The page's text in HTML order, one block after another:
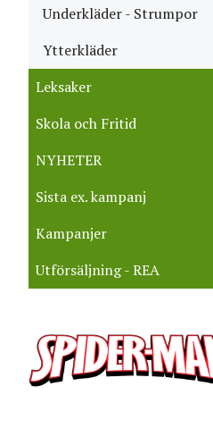
Underkläder - Strumpor
Ytterkläder
Leksaker
Skola och Fritid
NYHETER
Sista ex. kampanj
Kampanjer
Utförsäljning - REA